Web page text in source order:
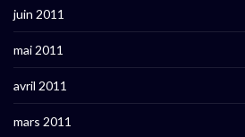
juin 2011
mai 2011
avril 2011
mars 2011